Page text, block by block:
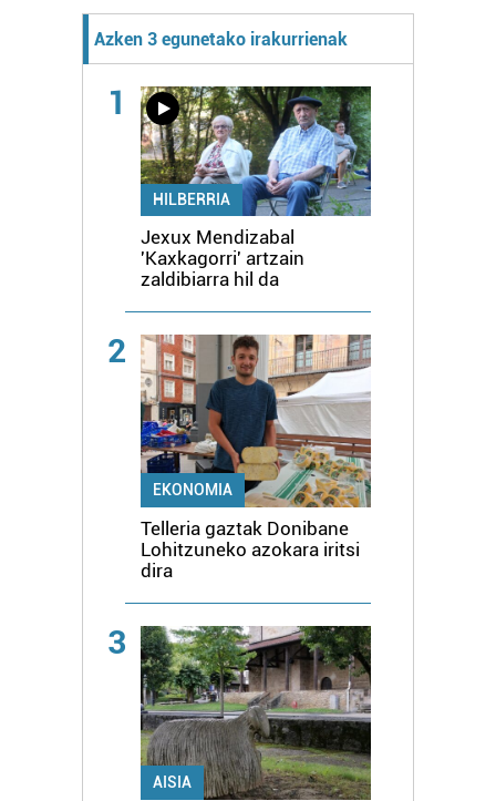
Azken 3 egunetako irakurrienak
1
HILBERRIA
Jexux Mendizabal
'Kaxkagorri' artzain
zaldibiarra hil da
2
EKONOMIA
Telleria gaztak Donibane
Lohitzuneko azokara iritsi
dira
3
AISIA